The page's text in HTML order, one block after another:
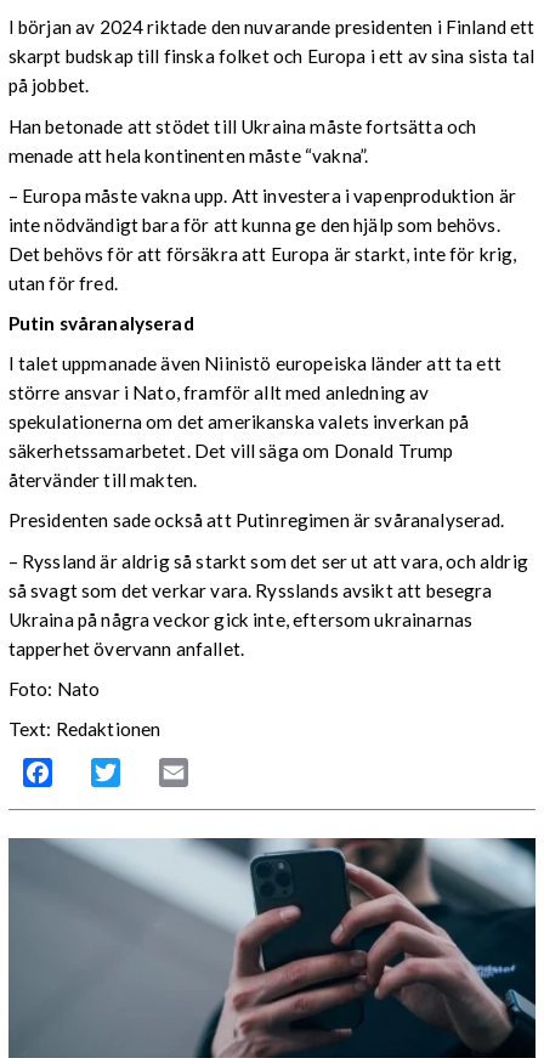
I början av 2024 riktade den nuvarande presidenten i Finland ett
skarpt budskap till finska folket och Europa i ett av sina sista tal
på jobbet.
Han betonade att stödet till Ukraina måste fortsätta och
menade att hela kontinenten måste “vakna”.
– Europa måste vakna upp. Att investera i vapenproduktion är
inte nödvändigt bara för att kunna ge den hjälp som behövs.
Det behövs för att försäkra att Europa är starkt, inte för krig,
utan för fred.
Putin svåranalyserad
I talet uppmanade även Niinistö europeiska länder att ta ett
större ansvar i Nato, framför allt med anledning av
spekulationerna om det amerikanska valets inverkan på
säkerhetssamarbetet. Det vill säga om Donald Trump
återvänder till makten.
Presidenten sade också att Putinregimen är svåranalyserad.
– Ryssland är aldrig så starkt som det ser ut att vara, och aldrig
så svagt som det verkar vara. Rysslands avsikt att besegra
Ukraina på några veckor gick inte, eftersom ukrainarnas
tapperhet övervann anfallet.
Foto: Nato
Text: Redaktionen
Facebook Twitter